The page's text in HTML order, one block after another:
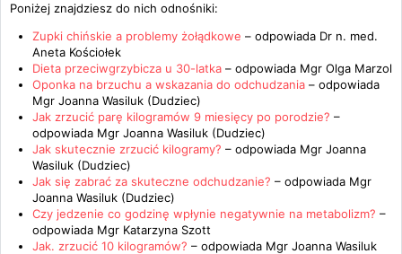
Poniżej znajdziesz do nich odnośniki:
Zupki chińskie a problemy żołądkowe – odpowiada Dr n. med.
Aneta Kościołek
Dieta przeciwgrzybicza u 30-latka – odpowiada Mgr Olga Marzol
Oponka na brzuchu a wskazania do odchudzania – odpowiada
Mgr Joanna Wasiluk (Dudziec)
Jak zrzucić parę kilogramów 9 miesięcy po porodzie? –
odpowiada Mgr Joanna Wasiluk (Dudziec)
Jak skutecznie zrzucić kilogramy? – odpowiada Mgr Joanna
Wasiluk (Dudziec)
Jak się zabrać za skuteczne odchudzanie? – odpowiada Mgr
Joanna Wasiluk (Dudziec)
Czy jedzenie co godzinę wpłynie negatywnie na metabolizm? –
odpowiada Mgr Katarzyna Szott
Jak. zrzucić 10 kilogramów? – odpowiada Mgr Joanna Wasiluk